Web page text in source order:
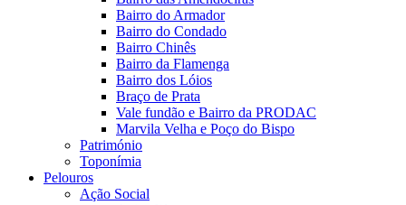
Bairro do Armador
Bairro do Condado
Bairro Chinês
Bairro da Flamenga
Bairro dos Lóios
Braço de Prata
Vale fundão e Bairro da PRODAC
Marvila Velha e Poço do Bispo
Património
Toponímia
Pelouros
Ação Social